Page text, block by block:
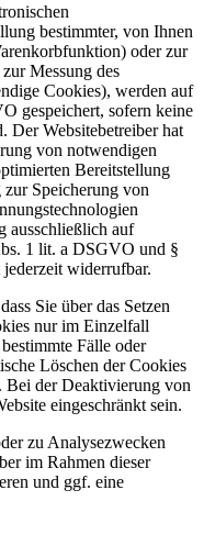
bestimmter, von Ihnen
oder zur
Messung des
Cookies), werden auf
gespeichert, sofern keine
Der Websitebetreiber hat
von notwendigen
Bereitstellung
Speicherung von
ausschließlich auf
1 lit. a DSGVO und §
widerrufbar.
Sie über das Setzen
nur im Einzelfall
Fälle oder
Löschen der Cookies
Bei der Deaktivierung von
eingeschränkt sein.
zu Analysezwecken
im Rahmen dieser
und ggf. eine